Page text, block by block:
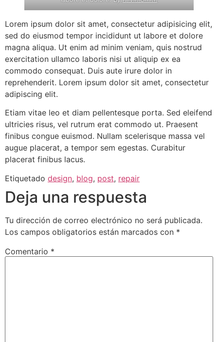
Lorem ipsum dolor sit amet, consectetur adipisicing elit,
sed do eiusmod tempor incididunt ut labore et dolore
magna aliqua. Ut enim ad minim veniam, quis nostrud
exercitation ullamco laboris nisi ut aliquip ex ea
commodo consequat. Duis aute irure dolor in
reprehenderit. Lorem ipsum dolor sit amet, consectetur
adipiscing elit.
Etiam vitae leo et diam pellentesque porta. Sed eleifend
ultricies risus, vel rutrum erat commodo ut. Praesent
finibus congue euismod. Nullam scelerisque massa vel
augue placerat, a tempor sem egestas. Curabitur
placerat finibus lacus.
Etiquetado design, blog, post, repair
Deja una respuesta
Tu dirección de correo electrónico no será publicada.
Los campos obligatorios están marcados con *
Comentario *